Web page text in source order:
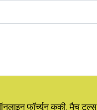
फॉर्च्यून कुकी, मैच टूल्स